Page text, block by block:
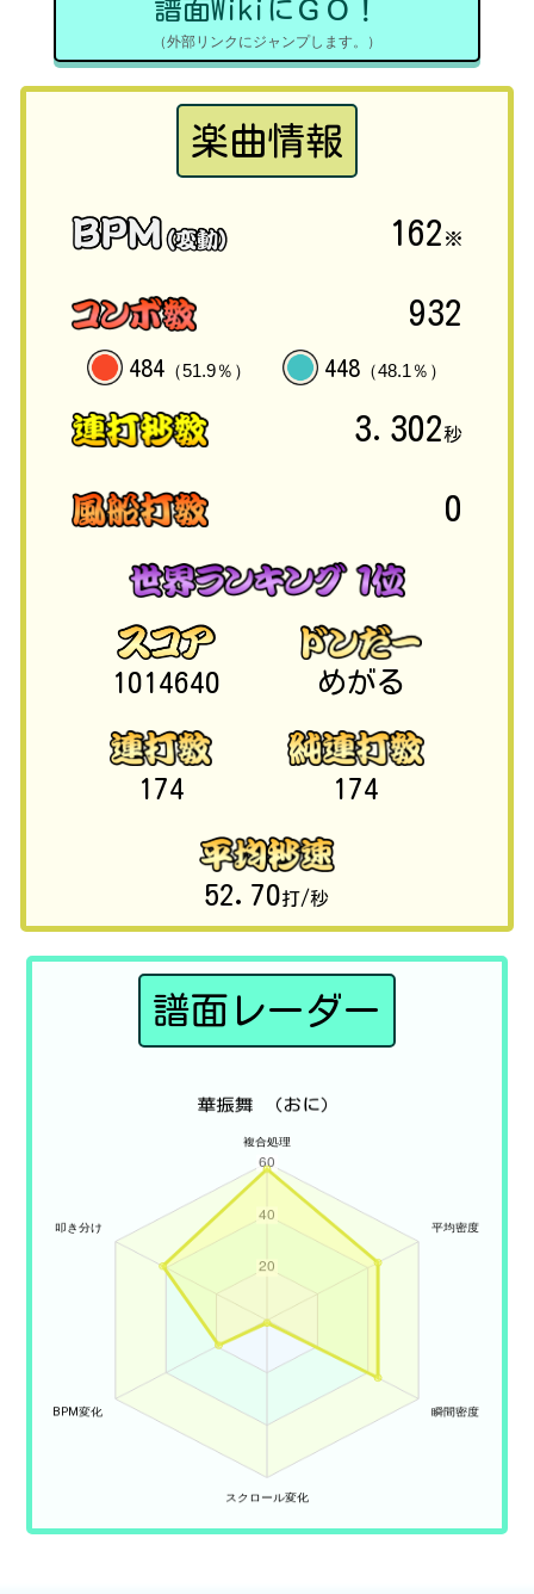
譜面WikiにＧＯ！
（外部リンクにジャンプします。）
楽曲情報
162 ※
932
484 （51.9％） 448（48.1％）
3.302秒
0
1014640 めがる
174 174
52.70打/秒
譜面レーダー